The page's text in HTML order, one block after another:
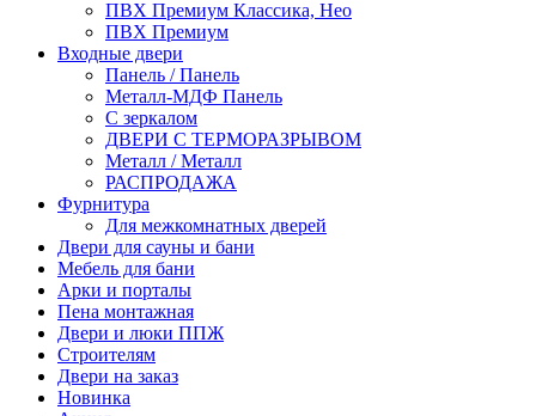
ПВХ Премиум Классика, Нео
ПВХ Премиум
Входные двери
Панель / Панель
Металл-МДФ Панель
С зеркалом
ДВЕРИ С ТЕРМОРАЗРЫВОМ
Металл / Металл
РАСПРОДАЖА
Фурнитура
Для межкомнатных дверей
Двери для сауны и бани
Мебель для бани
Арки и порталы
Пена монтажная
Двери и люки ППЖ
Строителям
Двери на заказ
Новинка